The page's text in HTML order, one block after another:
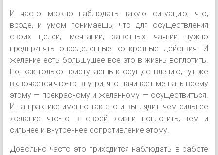
И часто можно наблюдать такую ситуацию, что,
вроде, и умом понимаешь, что для осуществления
своих целей, мечтаний, заветных чаяний нужно
предпринять определенные конкретные действия. И
желание есть большущее все это в жизнь воплотить.
Но, как только приступаешь к осуществлению, тут же
включается что-то внутри, что начинает мешать всему
этому — прекрасному и желанному — осуществиться.
И на практике именно так это и выглядит: чем сильнее
желание что-то в своей жизни воплотить, тем и
сильнее и внутреннее сопротивление этому.
Довольно часто это приходится наблюдать в работе